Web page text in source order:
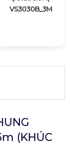
300X300mm
(KHÚC